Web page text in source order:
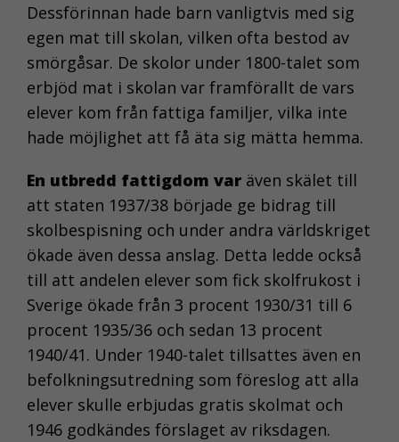
Dessförinnan hade barn vanligtvis med sig
egen mat till skolan, vilken ofta bestod av
smörgåsar. De skolor under 1800-talet som
erbjöd mat i skolan var framförallt de vars
elever kom från fattiga familjer, vilka inte
hade möjlighet att få äta sig mätta hemma.
En utbredd fattigdom var även skälet till
att staten 1937/38 började ge bidrag till
skolbespisning och under andra världskriget
ökade även dessa anslag. Detta ledde också
till att andelen elever som fick skolfrukost i
Sverige ökade från 3 procent 1930/31 till 6
procent 1935/36 och sedan 13 procent
1940/41. Under 1940-talet tillsattes även en
befolkningsutredning som föreslog att alla
elever skulle erbjudas gratis skolmat och
1946 godkändes förslaget av riksdagen.